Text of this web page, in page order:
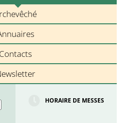
Contacts
HORAIRE DE MESSES